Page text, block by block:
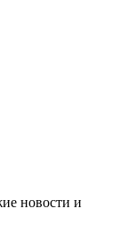
новости и